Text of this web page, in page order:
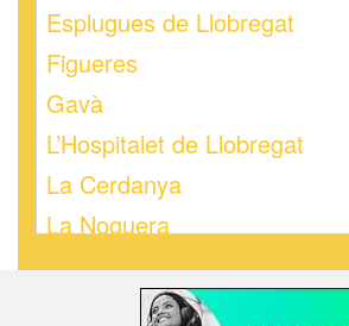
Esplugues de Llobregat
Figueres
Gavà
L’Hospitalet de Llobregat
La Cerdanya
La Noguera
La Segarra
Les Garrigues